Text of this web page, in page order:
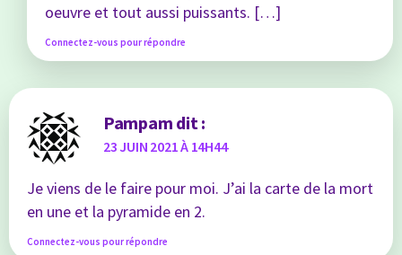
oeuvre et tout aussi puissants. […]
Connectez-vous pour répondre
Pampam dit :
23 JUIN 2021 À 14H44
Je viens de le faire pour moi. J’ai la carte de la mort
en une et la pyramide en 2.
Connectez-vous pour répondre